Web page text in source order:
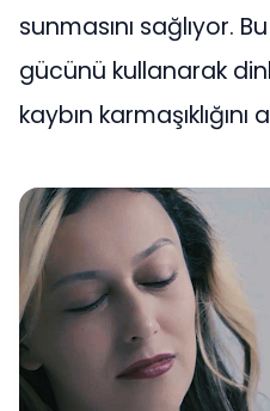
sunmasını sağlıyor.
gücünü kullanarak
kaybın